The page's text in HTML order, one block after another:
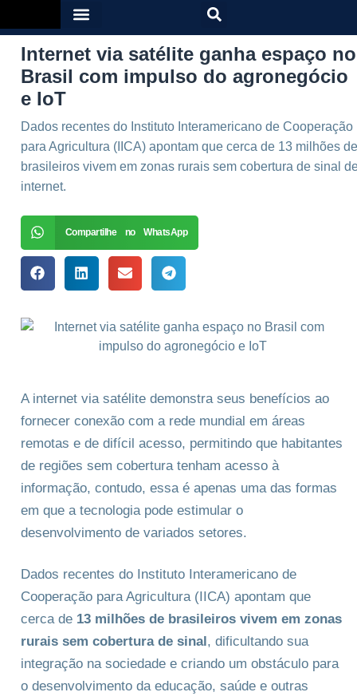
Internet via satélite ganha espaço no
Brasil com impulso do agronegócio
e IoT
Dados recentes do Instituto Interamericano de Cooperação
para Agricultura (IICA) apontam que cerca de 13 milhões de
brasileiros vivem em zonas rurais sem cobertura de sinal
internet.
Compartilhe no WhatsApp
A internet via satélite demonstra seus benefícios ao
fornecer conexão com a rede mundial em áreas
remotas e de difícil acesso, permitindo que habitantes
de regiões sem cobertura tenham acesso à
informação, contudo, essa é apenas uma das formas
em que a tecnologia pode estimular o
desenvolvimento de variados setores.
Dados recentes do Instituto Interamericano de
Cooperação para Agricultura (IICA) apontam que
cerca de 13 milhões de brasileiros vivem em zonas
rurais sem cobertura de sinal, dificultando sua
integração na sociedade e criando um obstáculo para
o desenvolvimento da educação, saúde e outras